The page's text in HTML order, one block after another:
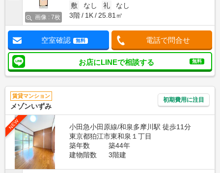
画像 : 7枚
敷
なし 礼
なし
3階
1K 25.81㎡
空室確認 無料 電話で問合せ
お店にLINEで相談する 無料
賃貸マンション
メゾンいずみ
初期費用に注目
NEW
小田急小田原線/和泉多摩川駅 徒歩11分
東京都狛江市東和泉１丁目
築年数
築44年
建物階数
3階建